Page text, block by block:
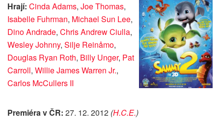
Hrají: Cinda Adams, Joe Thomas,
Isabelle Fuhrman, Michael Sun Lee,
Dino Andrade, Chris Andrew Ciulla,
Wesley Johnny, Silje Reinåmo,
Douglas Ryan Roth, Billy Unger, Pat
Carroll, Willie James Warren Jr.,
Carlos McCullers II
Premiéra v ČR: 27. 12. 2012 (H.C.E.)